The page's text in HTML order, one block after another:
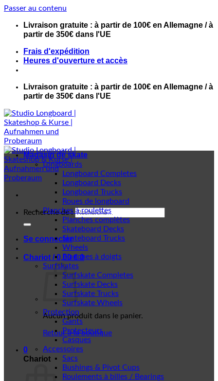
Passer au contenu
Livraison gratuite : à partir de 100€ en Allemagne / à
partir de 350€ dans l'UE
Frais d'expédition
Heures d'ouverture et accès
Livraison gratuite : à partir de 100€ en Allemagne / à
partir de 350€ dans l'UE
Recherche de :
Se connecter
Chariot /0,00€ 0
Aucun produit dans le panier.
Retour à la boutique
0
Chariot
Magasin de skate
Longboards
Longboard Completes
Longboard Decks
Longboard Trucks
Roues de longboard
Planches à roulettes
Planches complètes
Skateboard Decks
Skateboard Trucks
Wheels
Planches à doigts
Surfskates
Surfskate Completes
Surfskate Decks
Surfskate Trucks
Surfskate Wheels
Protection
Gants
Protecteurs
Casques
Accessoires
Sacs
Bushings & Pivot Cups
Roulements à billes / Bearings